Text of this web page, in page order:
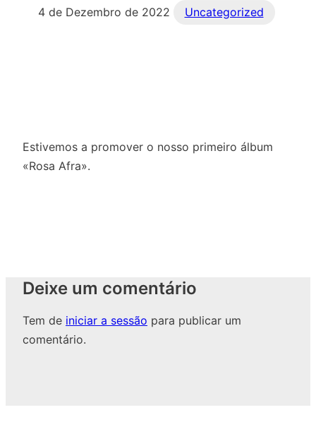
4 de Dezembro de 2022 Uncategorized
Estivemos a promover o nosso primeiro álbum
«Rosa Afra».
Deixe um comentário
Tem de iniciar a sessão para publicar um
comentário.